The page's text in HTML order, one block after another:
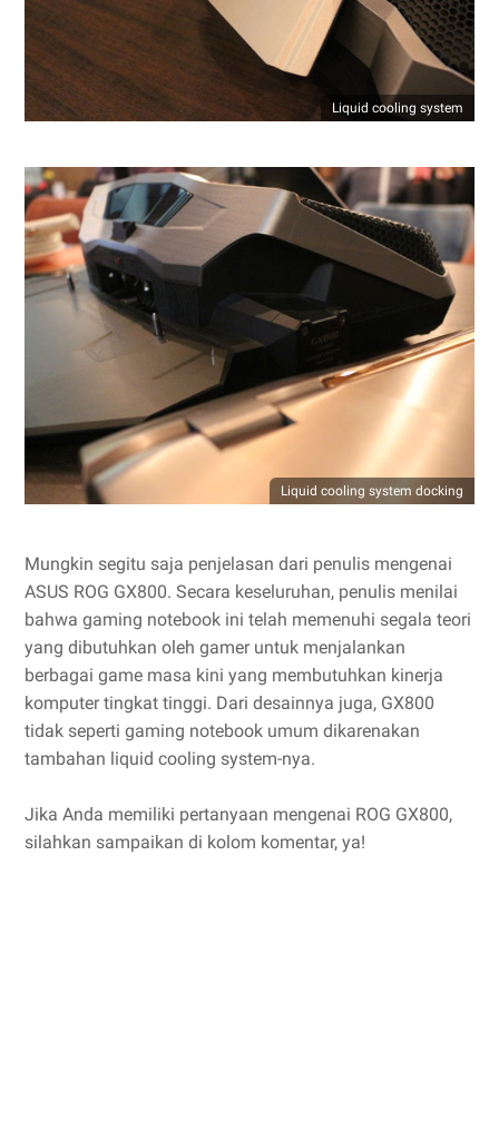
Liquid cooling system
Liquid cooling system docking
Mungkin segitu saja penjelasan dari penulis mengenai
ASUS ROG GX800. Secara keseluruhan, penulis menilai
bahwa gaming notebook ini telah memenuhi segala teori
yang dibutuhkan oleh gamer untuk menjalankan
berbagai game masa kini yang membutuhkan kinerja
komputer tingkat tinggi. Dari desainnya juga, GX800
tidak seperti gaming notebook umum dikarenakan
tambahan liquid cooling system-nya.
Jika Anda memiliki pertanyaan mengenai ROG GX800,
silahkan sampaikan di kolom komentar, ya!